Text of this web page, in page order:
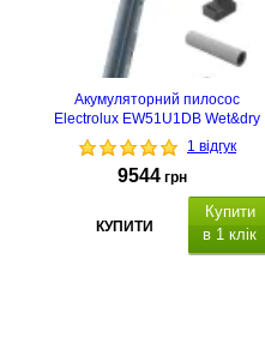
Акумуляторний пилосос
Electrolux EW51U1DB Wet&dry
1 відгук
9544 грн
КУПИТИ
Купити
в 1 клік